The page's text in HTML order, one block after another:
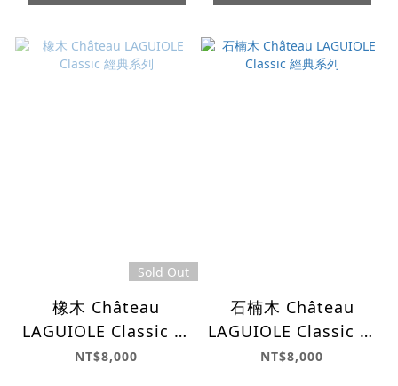
Sold Out
橡木 Château
LAGUIOLE Classic 經
典系列
NT$8,000
石楠木 Château
LAGUIOLE Classic 經
典系列
NT$8,000